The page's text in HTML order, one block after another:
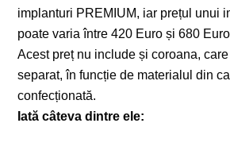
implanturi PREMIUM, iar prețul unui
poate varia între 420 Euro și 680
Acest preț nu include și coroana,
separat, în funcție de materialul din
confecționată.
Iată câteva dintre ele: